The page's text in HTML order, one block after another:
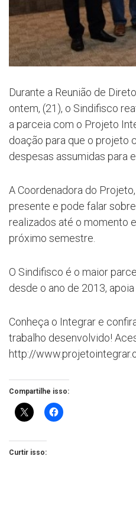
Durante a Reunião de
ontem, (21), o Sindifisco
a parceia com o Projeto
doação para que o projeto
despesas assumidas para
A Coordenadora do
presente e pode falar
realizados até o momento
próximo semestre.
O Sindifisco é o maior
desde o ano de 2013,
Conheça o Integrar e
trabalho desenvolvido!
http://
Compartilhe isso:
Curtir isso: